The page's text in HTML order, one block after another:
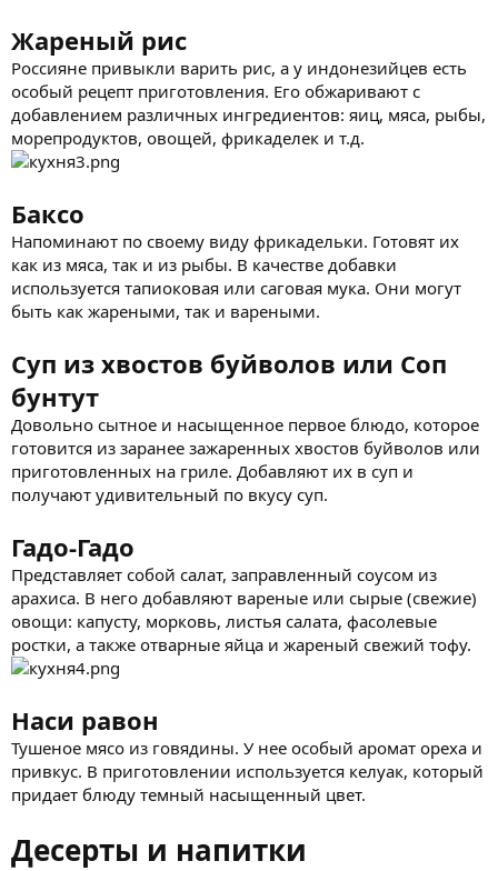
Жареный рис
Россияне привыкли варить рис, а у индонезийцев есть
особый рецепт приготовления. Его обжаривают с
добавлением различных ингредиентов: яиц, мяса, рыбы,
морепродуктов, овощей, фрикаделек и т.д.
Баксо
Напоминают по своему виду фрикадельки. Готовят их
как из мяса, так и из рыбы. В качестве добавки
используется тапиоковая или саговая мука. Они могут
быть как жареными, так и вареными.
Суп из хвостов буйволов или Соп
бунтут
Довольно сытное и насыщенное первое блюдо, которое
готовится из заранее зажаренных хвостов буйволов или
приготовленных на гриле. Добавляют их в суп и
получают удивительный по вкусу суп.
Гадо-Гадо
Представляет собой салат, заправленный соусом из
арахиса. В него добавляют вареные или сырые (свежие)
овощи: капусту, морковь, листья салата, фасолевые
ростки, а также отварные яйца и жареный свежий тофу.
Наси равон
Тушеное мясо из говядины. У нее особый аромат ореха и
привкус. В приготовлении используется келуак, который
придает блюду темный насыщенный цвет.
Десерты и напитки